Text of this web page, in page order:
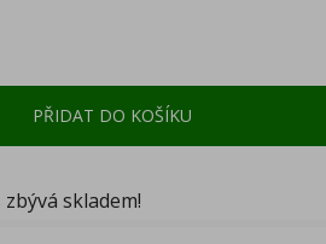
PŘIDAT DO KOŠÍKU
zbývá skladem!